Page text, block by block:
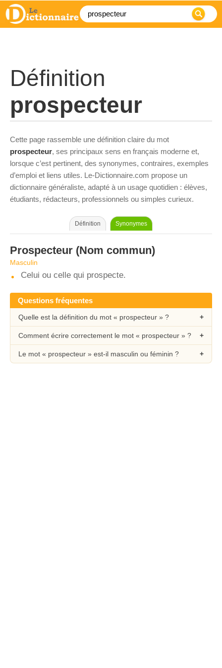
Définition
prospecteur
Cette page rassemble une définition claire du mot
prospecteur, ses principaux sens en français moderne et,
lorsque c’est pertinent, des synonymes, contraires, exemples
d’emploi et liens utiles. Le-Dictionnaire.com propose un
dictionnaire généraliste, adapté à un usage quotidien : élèves,
étudiants, rédacteurs, professionnels ou simples curieux.
Définition Synonymes
Prospecteur (Nom commun)
Masculin
Celui ou celle qui prospecte.
Questions fréquentes
Quelle est la définition du mot « prospecteur » ?
Comment écrire correctement le mot « prospecteur » ?
Le mot « prospecteur » est-il masculin ou féminin ?